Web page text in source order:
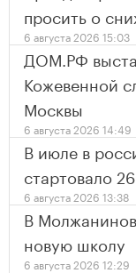
просить о
6 августа 2026 15:03
ДОМ.РФ
Кожевенной
Москвы
6 августа 2026 14:49
В июле в
стартовало
6 августа 2026 13:38
В
новую школу
6 августа 2026 12:29